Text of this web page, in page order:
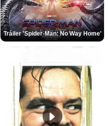
Tráiler 'Spider-Man: No Way Home'